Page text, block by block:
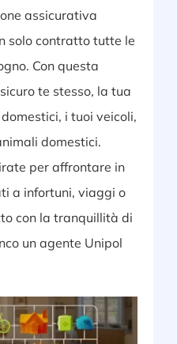
assicurativa
solo contratto tutte le
Con questa
te stesso, la tua
i tuoi veicoli,
domestici.
per affrontare in
a infortuni, viaggi o
con la tranquillità di
un agente Unipol